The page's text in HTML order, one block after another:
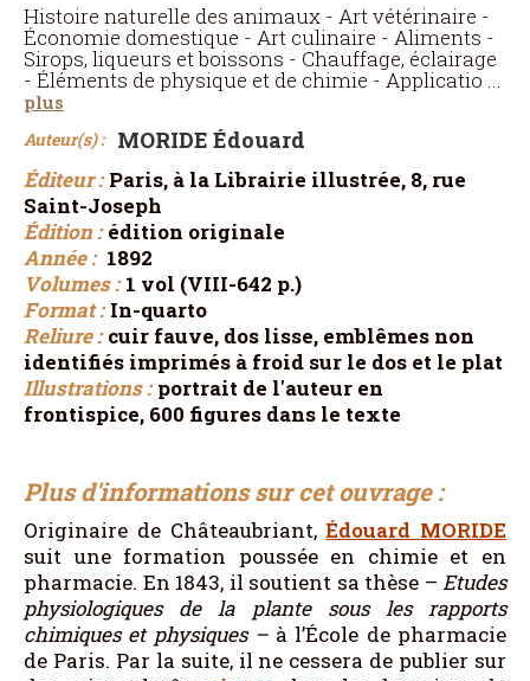
Histoire naturelle des animaux - Art vétérinaire -
Économie domestique - Art culinaire - Aliments -
Sirops, liqueurs et boissons - Chauffage, éclairage
- Éléments de physique et de chimie - Applicatio ...
plus
Auteur(s) : MORIDE Édouard
Éditeur :Paris, à la Librairie illustrée, 8, rue
Saint-Joseph
Édition :édition originale
Année :1892
Volumes :1 vol (VIII-642 p.)
Format :In-quarto
Reliure :cuir fauve, dos lisse, emblêmes non
identifiés imprimés à froid sur le dos et le plat
Illustrations :portrait de l'auteur en
frontispice, 600 figures dans le texte
Plus d'informations sur cet ouvrage :
Originaire de Châteaubriant,Édouard MORIDE
suit une formation poussée en chimie et en
pharmacie. En 1843, il soutient sa thèse – Etudes
physiologiques de la plante sous les rapports
chimiques et physiques – à l’École de pharmacie
de Paris. Par la suite, il ne cessera de publier sur